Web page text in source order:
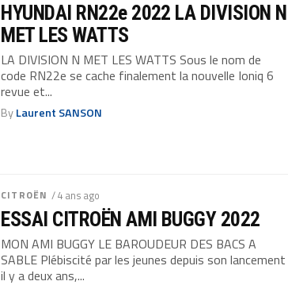
HYUNDAI RN22e 2022 LA DIVISION N
MET LES WATTS
LA DIVISION N MET LES WATTS Sous le nom de
code RN22e se cache finalement la nouvelle Ioniq 6
revue et...
ByLaurent SANSON
CITROËN / 4 ans ago
ESSAI CITROËN AMI BUGGY 2022
MON AMI BUGGY LE BAROUDEUR DES BACS A
SABLE Plébiscité par les jeunes depuis son lancement
il y a deux ans,...